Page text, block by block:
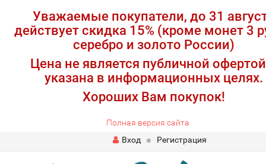
Уважаемые покупатели, до 31
действует скидка 15% (кроме монет 3
серебро и золото России)
Цена не является публичной
указана в информационных целях.
Хороших Вам покупок!
Полная версия сайта
Вход
Регистрация